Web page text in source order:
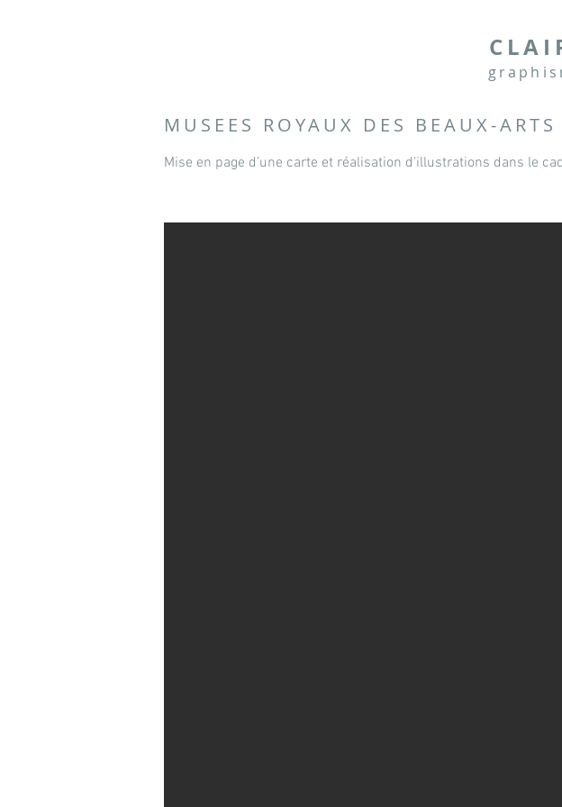
MUSEES ROYAUX DES BEAUX-ARTS
Mise en page d'une carte et réalisation d'illustrations dans le